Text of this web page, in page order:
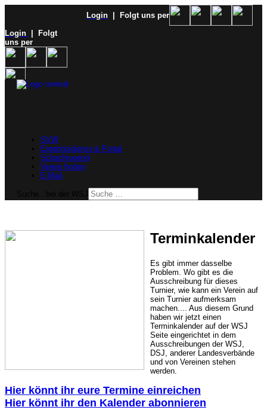
Login
| Folgt uns per
Login
| Folgt
uns per
SVW
Ergebnisdienst & Portal
Schachjugend
Verein finden
E-Mail
Terminkalender
Es gibt immer dasselbe
Problem. Wo gibt es die
Ausschreibung für dieses
Turnier, wie kann ein Verein auf
sein Turnier aufmerksam
machen.... Aus diesem Grund
haben wir jetzt einen
Terminkalender auf der WSJ
Seite eingerichtet in dem
Ausschreibungen der WSJ,
DSJ, anderer Landesverbände
und von Vereinen stehen
werden.
Hier könnt ihr eure Termine einreichen
Hier könnt ihr den Kalender abonnieren